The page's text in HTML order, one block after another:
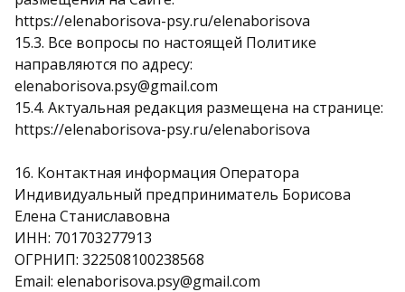
https://elenaborisova-psy.ru/elenaborisova
15.3. Все вопросы по настоящей Политике
направляются по адресу:
elenaborisova.psy@gmail.com
15.4. Актуальная редакция размещена на странице:
https://elenaborisova-psy.ru/elenaborisova
16. Контактная информация Оператора
Индивидуальный предприниматель Борисова
Елена Станиславовна
ИНН: 701703277913
ОГРНИП: 322508100238568
Email: elenaborisova.psy@gmail.com